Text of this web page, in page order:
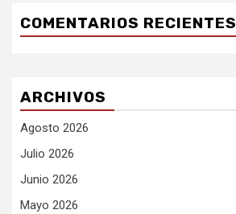
COMENTARIOS RECIENTES
ARCHIVOS
Agosto 2026
Julio 2026
Junio 2026
Mayo 2026